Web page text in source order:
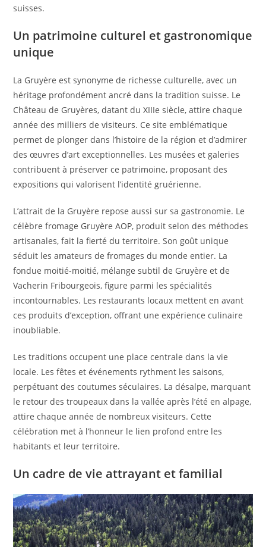
suisses.
Un patrimoine culturel et gastronomique
unique
La Gruyère est synonyme de richesse culturelle, avec un
héritage profondément ancré dans la tradition suisse. Le
Château de Gruyères, datant du XIIIe siècle, attire chaque
année des milliers de visiteurs. Ce site emblématique
permet de plonger dans l’histoire de la région et d’admirer
des œuvres d’art exceptionnelles. Les musées et galeries
contribuent à préserver ce patrimoine, proposant des
expositions qui valorisent l’identité gruérienne.
L’attrait de la Gruyère repose aussi sur sa gastronomie. Le
célèbre fromage Gruyère AOP, produit selon des méthodes
artisanales, fait la fierté du territoire. Son goût unique
séduit les amateurs de fromages du monde entier. La
fondue moitié-moitié, mélange subtil de Gruyère et de
Vacherin Fribourgeois, figure parmi les spécialités
incontournables. Les restaurants locaux mettent en avant
ces produits d’exception, offrant une expérience culinaire
inoubliable.
Les traditions occupent une place centrale dans la vie
locale. Les fêtes et événements rythment les saisons,
perpétuant des coutumes séculaires. La désalpe, marquant
le retour des troupeaux dans la vallée après l’été en alpage,
attire chaque année de nombreux visiteurs. Cette
célébration met à l’honneur le lien profond entre les
habitants et leur territoire.
Un cadre de vie attrayant et familial